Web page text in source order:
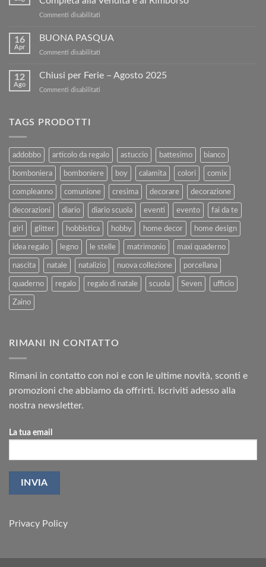
sconto
Commenti disabilitati
i
tuoi
con
Rimborso
16
Apr
BUONA PASQUA
Commenti disabilitati
PASQUA
12
Ago
Chiusi per Ferie – Agosto 2025
Commenti disabilitati
2025
TAGS PRODOTTI
addobbo articolo da regalo astuccio battesimo bianco
bomboniera bomboniere boy calamita colori comix
compleanno comunione cresima decorare decorazione
decorazioni diario diario scuola eventi evento fai da te
girl glitter hobbistica hobby home decor home design
idea regalo legno le stelle matrimonio maxi quaderno
nascita natale natalizio nuova collezione porcellana
quaderno regalo regalo di natale scuola Seven ufficio
Zaino
RIMANI IN CONTATTO
Rimani in contatto con noi e con le ultime novità, sconti e
promozioni che abbiamo da offrirti. Iscriviti adesso alla
nostra newsletter.
La tua email
Privacy Policy